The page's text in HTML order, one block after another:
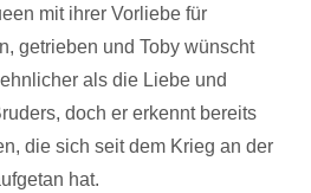
mit ihrer Vorliebe für
getrieben und Toby wünscht
als die Liebe und
doch er erkennt bereits
die sich seit dem Krieg an der
hat.